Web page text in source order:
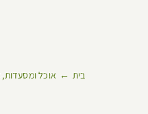
בית אוכל ומסעדות